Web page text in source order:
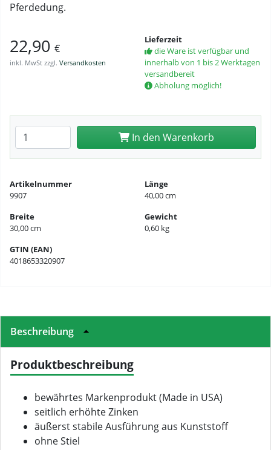
Pferdedung.
22,90 €
inkl. MwSt zzgl. Versandkosten
Lieferzeit
die Ware ist verfügbar und
innerhalb von 1 bis 2 Werktagen
versandbereit
Abholung möglich!
Anzahl eingeben In den Warenkorb
Artikelnummer
9907
Länge
40,00 cm
Breite
30,00 cm
Gewicht
0,60 kg
GTIN (EAN)
4018653320907
Beschreibung
Produktbeschreibung
bewährtes Markenprodukt (Made in USA)
seitlich erhöhte Zinken
äußerst stabile Ausführung aus Kunststoff
ohne Stiel